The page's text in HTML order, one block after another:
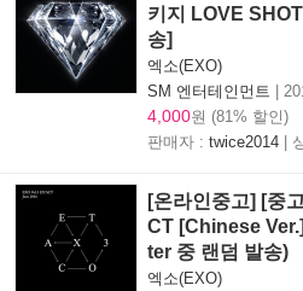
키지 LOVE
송]
엑소(EXO)
SM 엔터테인먼트 |
4,000원 (81% 할인)
판매자 : twice2014 |
[온라인중고] [중
CT [Chinese
ter 중 랜덤 발송)
엑소(EXO)